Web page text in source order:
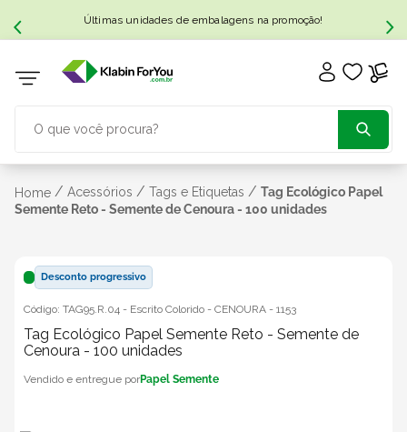
Últimas unidades de embalagens na promoção!
Home / Acessórios / Tags e Etiquetas / Tag Ecológico Papel
Semente Reto - Semente de Cenoura - 100 unidades
Desconto progressivo
Código: TAG95.R.04 - Escrito Colorido - CENOURA - 1153
Tag Ecológico Papel Semente Reto - Semente de
Cenoura - 100 unidades
Papel Semente
TERMOS MAIS BUSCADOS
3º caixa sedex